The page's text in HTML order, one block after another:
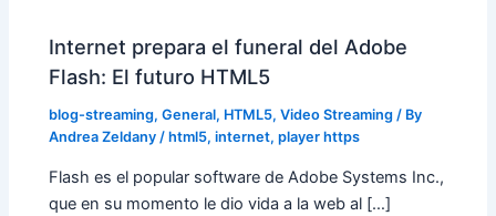
Internet prepara el funeral del Adobe
Flash: El futuro HTML5
blog-streaming,General, HTML5,Video Streaming / By
Andrea Zeldany /html5,internet,player https
Flash es el popular software de Adobe Systems Inc.,
que en su momento le dio vida a la web al […]